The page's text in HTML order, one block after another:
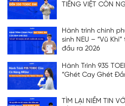
TIẾNG VIỆT CÒN
Hành trình chinh
sinh NEU – “Vũ
đầu ra 2026
Hành Trình 935
“Ghét Cay Ghét
TÌM LẠI NIỀM TIN